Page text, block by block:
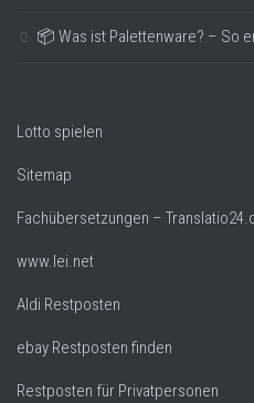
📦 Was ist Palettenware? – So
Lotto spielen
Sitemap
Fachübersetzungen –
www.lei.net
Aldi Restposten
ebay Restposten finden
Restposten für Privatpersonen